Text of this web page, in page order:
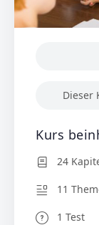
Dieser
Kurs
24
11
1 Test